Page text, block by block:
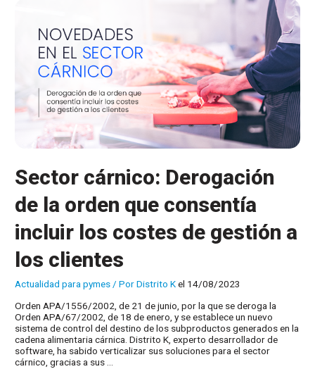
Sector cárnico: Derogación
de la orden que consentía
incluir los costes de gestión a
los clientes
Actualidad para pymes / PorDistrito Kel 14/08/2023
Orden APA/1556/2002, de 21 de junio, por la que se deroga la
Orden APA/67/2002, de 18 de enero, y se establece un nuevo
sistema de control del destino de los subproductos generados en la
cadena alimentaria cárnica. Distrito K, experto desarrollador de
software, ha sabido verticalizar sus soluciones para el sector
cárnico, gracias a sus …